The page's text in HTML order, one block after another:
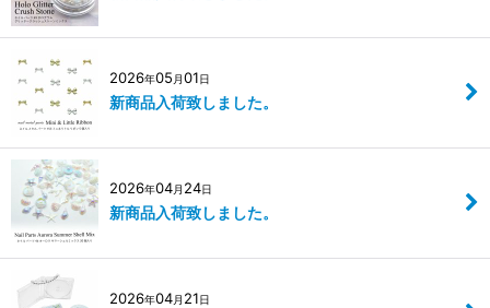
2026年05 月01日
新商品入荷致しました。
2026年04月 24日
新商品入荷致しました。
2026年04月 21日